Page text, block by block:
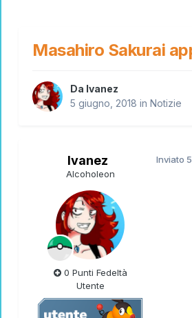
Masahiro Sakurai
Da Ivanez
5 giugno, 2018 in Notizie
Ivanez
Alcoholeon
0 Punti Fedeltà
Utente
Inviato